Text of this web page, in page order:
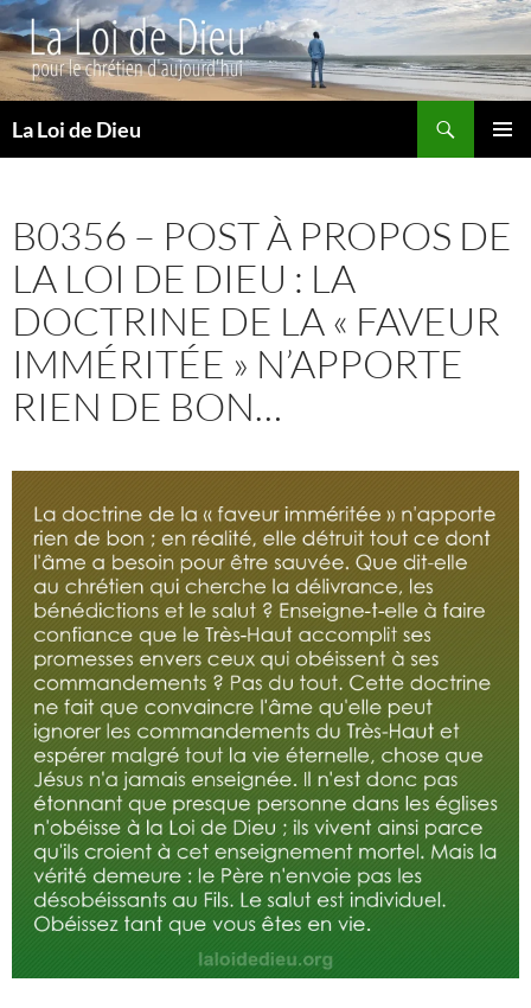
La Loi de Dieu
B0356 – POST À PROPOS DE
LA LOI DE DIEU : LA
DOCTRINE DE LA « FAVEUR
IMMÉRITÉE » N’APPORTE
RIEN DE BON…